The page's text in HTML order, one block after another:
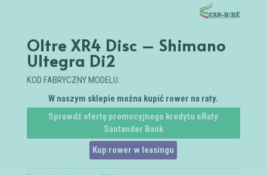
Oltre XR4 Disc – Shimano
Ultegra Di2
KOD FABRYCZNY MODELU:
W naszym sklepie można kupić rower na raty.
Sprawdź ofertę promocyjnego kredytu eRaty
Santander Bank
Kup rower w leasingu